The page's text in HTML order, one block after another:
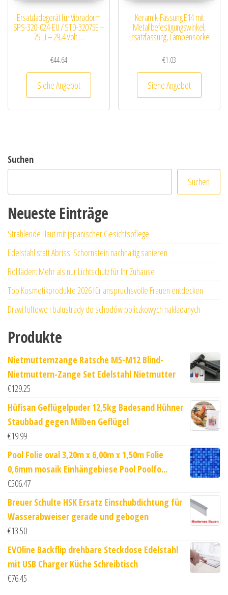
Ersatzladegerät für Vibradorm
SPS-320-024-EU / STD-32075E –
7S Li – 29,4 Volt …
€44.64
Siehe Angebot
Keramik-Fassung E14 mit
Metallbefestigungswinkel,
Ersatzfassung, Lampensockel
€1.03
Siehe Angebot
Suchen
Suchen
Neueste Einträge
Strahlende Haut mit japanischer Gesichtspflege
Edelstahl statt Abriss: Schornstein nachhaltig sanieren
Rollläden: Mehr als nur Lichtschutz für Ihr Zuhause
Top Kosmetikprodukte 2026 für anspruchsvolle Frauen entdecken
Drzwi loftowe i balustrady do schodów policzkowych nakładanych
Produkte
Nietmutternzange Ratsche M5-M12 Blind-
Nietmuttern-Zange Set Edelstahl Nietmutter
€129.25
Hüfisan Geflügelpuder 12,5kg Badesand Hühner
Staubbad gegen Milben Geflügel
€19.99
Pool Folie oval 3,20m x 6,00m x 1,50m Folie
0,6mm mosaik Einhängebiese Pool Poolfo...
€506.47
Breuer Schulte HSK Ersatz Einschubdichtung für
Wasserabweiser gerade und gebogen
€13.50
EVOline Backflip drehbare Steckdose Edelstahl
mit USB Charger Küche Schreibtisch
€76.45